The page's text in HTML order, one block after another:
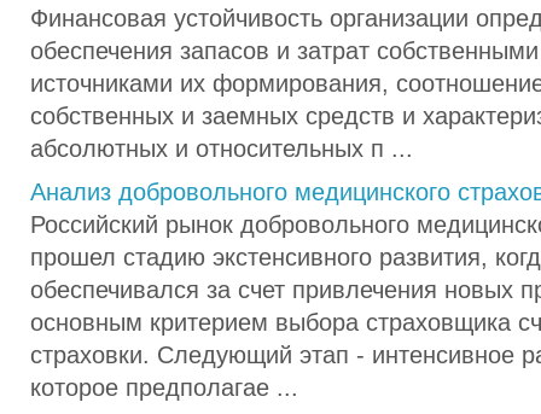
Финансовая устойчивость организации
обеспечения запасов и затрат
источниками их формирования,
собственных и заемных средств и
абсолютных и относительных п ...
Анализ добровольного медицинского
Российский рынок добровольного
прошел стадию экстенсивного развития,
обеспечивался за счет привлечения новых
основным критерием выбора страховщика
страховки. Следующий этап - интенсивное
которое предполагае ...